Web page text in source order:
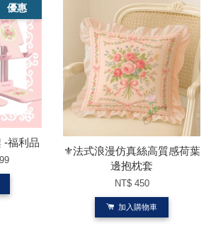
優惠
-福利品
⚜️法式浪漫仿真絲高質感荷葉
邊抱枕套
NT$ 450
加入購物車